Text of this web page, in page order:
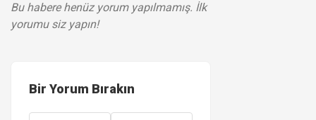
Bu habere henüz yorum yapılmamış. İlk
yorumu siz yapın!
Bir Yorum Bırakın